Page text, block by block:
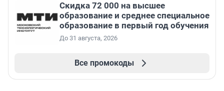
Скидка 72 000 на высшее
образование и среднее специальное
образование в первый год обучения
До 31 августа, 2026
Все промокоды